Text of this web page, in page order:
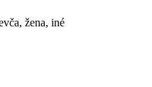
žena, iné